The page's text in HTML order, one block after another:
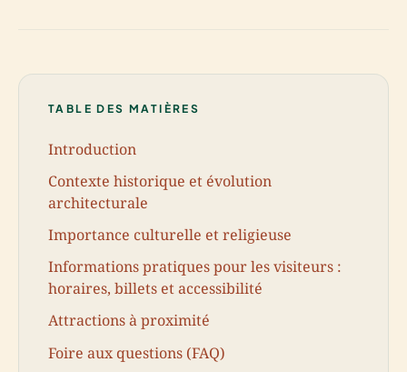
TABLE DES MATIÈRES
Introduction
Contexte historique et évolution
architecturale
Importance culturelle et religieuse
Informations pratiques pour les visiteurs :
horaires, billets et accessibilité
Attractions à proximité
Foire aux questions (FAQ)